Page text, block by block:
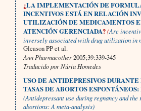
¿LA IMPLEMENTACIÓN DE
INCENTIVOS ESTÁ EN RELACIÓN
UTILIZACIÓN DE MEDICAMENTOS
ATENCIÓN GERENCIADA?(Are
inversely associated with drug utilization in
Gleason PP et al.
Ann Pharmacother2005;39:339-345
Traducido por Núria Homedes
USO DE ANTIDEPRESIVOS
TASAS DE ABORTOS
(Antidepressant use during regnancy and the
abortions: A meta-analysis)